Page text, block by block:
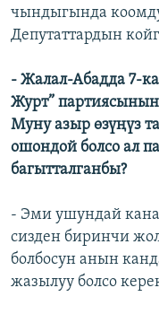
чындыгында
Депутаттардын
- Жалал-Абадда 7-
Журт”
Муну азыр өзүңүз
ошондой болсо ал
багытталганбы?
- Эми ушундай
сизден биринчи
болбосун анын
жазылуу болсо